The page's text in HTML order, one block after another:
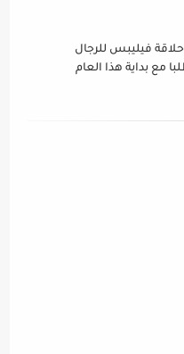
فيليبس للرجال
مع بداية هذا العام